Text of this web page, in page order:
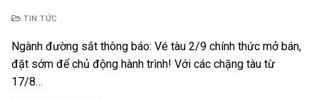
TIN TỨC
Ngành đường sắt thông báo: Vé tàu 2/9 chính thức mở bán,
đặt sớm để chủ động hành trình! Với các chặng tàu từ
17/8…